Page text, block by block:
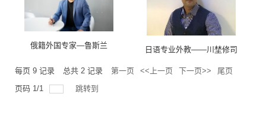
俄籍外国专家—鲁斯兰 日语专业外教——川埜修司
每页 9 记录 总共 2 记录 第一页 <<上一页 下一页>>
尾页
页码 1/1 跳转到